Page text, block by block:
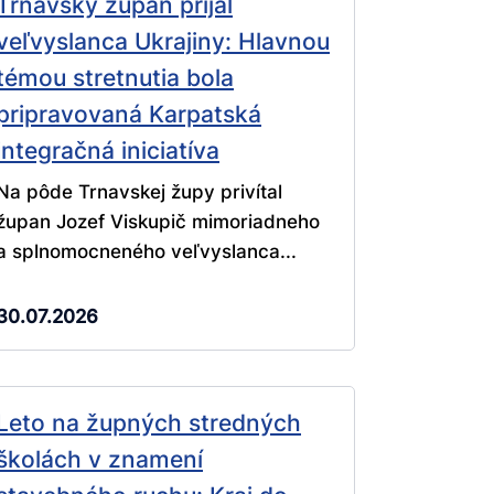
Ukrajiny: Hlavnou
stretnutia bola
Karpatská
iniciatíva
pôde Trnavskej župy privítal
Jozef Viskupič mimoriadneho
splnomocneného veľvyslanca...
na župných stredných
v znamení